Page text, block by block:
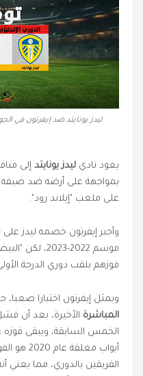
ليدز يونايتد ضد إيفرتون في
يعود نادي ليدز يونايتد إلى
بمواجهة على أرضه ضد ضيفه
على ملعب "إيلاند رود".
وأجبر إيفرتون خصمه ليدز
موسم 2022-
فوزهم بلقب دوري الدرجة
ويمثل إيفرتون اختبارا
المباشرة الأخيرة، بعد أن
الخمس السابقة، ويبقى
الفريقين بالدوري، مما